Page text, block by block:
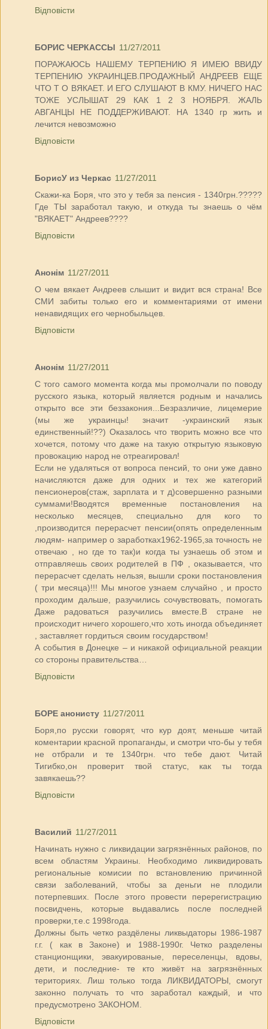
Відповісти
БОРИС ЧЕРКАССЫ 11/27/2011
ПОРАЖАЮСЬ НАШЕМУ ТЕРПЕНИЮ Я ИМЕЮ ВВИДУ
ТЕРПЕНИЮ УКРАИНЦЕВ.ПРОДАЖНЫЙ АНДРЕЕВ ЕЩЕ
ЧТО Т О ВЯКАЕТ. И ЕГО СЛУШАЮТ В КМУ. НИЧЕГО НАС
ТОЖЕ УСЛЫШАТ 29 КАК 1 2 3 НОЯБРЯ. ЖАЛЬ
АВГАНЦЫ НЕ ПОДДЕРЖИВАЮТ. НА 1340 гр жить и
лечится невозможно
Відповісти
БорисУ из Черкас 11/27/2011
Скажи-ка Боря, что это у тебя за пенсия - 1340грн.?????
Где ТЫ заработал такую, и откуда ты знаешь о чём
"ВЯКАЕТ" Андреев????
Відповісти
Анонім 11/27/2011
О чем вякает Андреев слышит и видит вся страна! Все
СМИ забиты только его и комментариями от имени
ненавидящих его чернобыльцев.
Відповісти
Анонім 11/27/2011
С того самого момента когда мы промолчали по поводу
русского языка, который является родным и начались
открыто все эти беззакония...Безразличие, лицемерие
(мы же украинцы! значит -украинский язык
единственный!??) Оказалось что творить можно все что
хочется, потому что даже на такую открытую языковую
провокацию народ не отреагировал!
Если не удаляться от вопроса пенсий, то они уже давно
начисляются даже для одних и тех же категорий
пенсионеров(стаж, зарплата и т д)совершенно разными
суммами!Вводятся временные постановления на
несколько месяцев, специально для кого то
,производится перерасчет пенсии(опять определенным
людям- например о заработках1962-1965,за точность не
отвечаю , но где то так)и когда ты узнаешь об этом и
отправляешь своих родителей в ПФ , оказывается, что
перерасчет сделать нельзя, вышли сроки постановления
( три месяца)!!! Мы многое узнаем случайно , и просто
проходим дальше, разучились сочувствовать, помогать
Даже радоваться разучились вместе.В стране не
происходит ничего хорошего,что хоть иногда объединяет
, заставляет гордиться своим государством!
А события в Донецке – и никакой официальной реакции
со стороны правительства…
Відповісти
БОРЕ анонисту 11/27/2011
Боря,по русски говорят, что кур доят, меньше читай
коментарии красной пропаганды, и смотри что-бы у тебя
не отбрали и те 1340грн. что тебе дают. Читай
Тигибко,он проверит твой статус, как ты тогда
завякаешь??
Відповісти
Василий 11/27/2011
Начинать нужно с ликвидации загрязнённых районов, по
всем областям Украины. Необходимо ликвидировать
региональные комисии по встановлению причинной
связи заболеваний, чтобы за деньги не плодили
потерпевших. После этого провести перерегистрацию
посвидчень, которые выдавались после последней
проверки,т.е.с 1998года.
Должны быть четко раздёлены ликвыдаторы 1986-1987
г.г. ( как в Законе) и 1988-1990г. Четко разделены
станционщики, эвакуированые, переселенцы, вдовы,
дети, и последние- те кто живёт на загрязнённых
териториях. Лиш только тогда ЛИКВИДАТОРЫ, смогут
законно получать то что заработал каждый, и что
предусмотрено ЗАКОНОМ.
Відповісти